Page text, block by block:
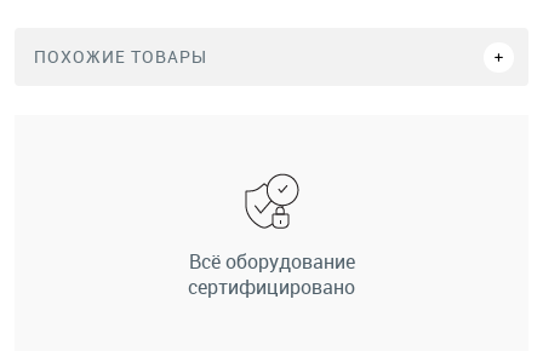
ПОХОЖИЕ ТОВАРЫ
Всё оборудование
сертифицировано